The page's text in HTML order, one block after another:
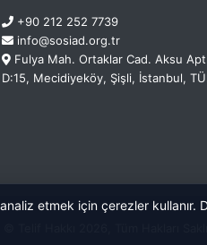
+90 212 252 7739
info@sosiad.org.tr
Fulya Mah. Ortaklar Cad. Aksu
D:15, Mecidiyeköy, Şişli, İstanbul,
etmek için çerezler kullanır.